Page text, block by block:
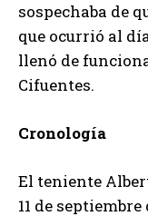
sospechaba de
que ocurrió al
llenó de
Cifuentes.
Cronología
El teniente
11 de